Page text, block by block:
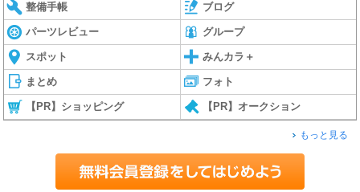
整備手帳 ブログ
パーツレビュー グループ
スポット みんカラ＋
まとめ フォト
【PR】ショッピング 【PR】オークション
もっと見る